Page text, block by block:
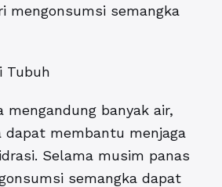
mengonsumsi semangka
Tubuh
mengandung banyak air,
dapat membantu menjaga
Selama musim panas
semangka dapat